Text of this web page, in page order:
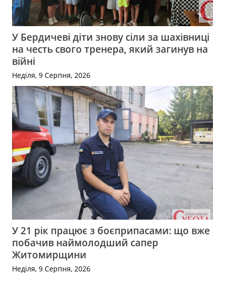
У Бердичеві діти знову сіли за шахівниці
на честь свого тренера, який загинув на
війні
Неділя, 9 Серпня, 2026
У 21 рік працює з боєприпасами: що вже
побачив наймолодший сапер
Житомирщини
Неділя, 9 Серпня, 2026